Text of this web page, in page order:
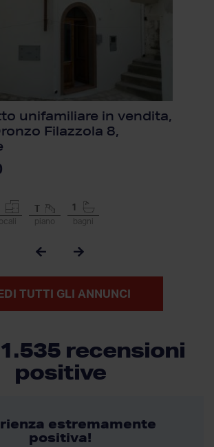
unifamiliare in vendita,
Filazzola 8,
locali piano
1
bagni
TUTTI GLI ANNUNCI
recensioni
positive
estremamente
positiva!